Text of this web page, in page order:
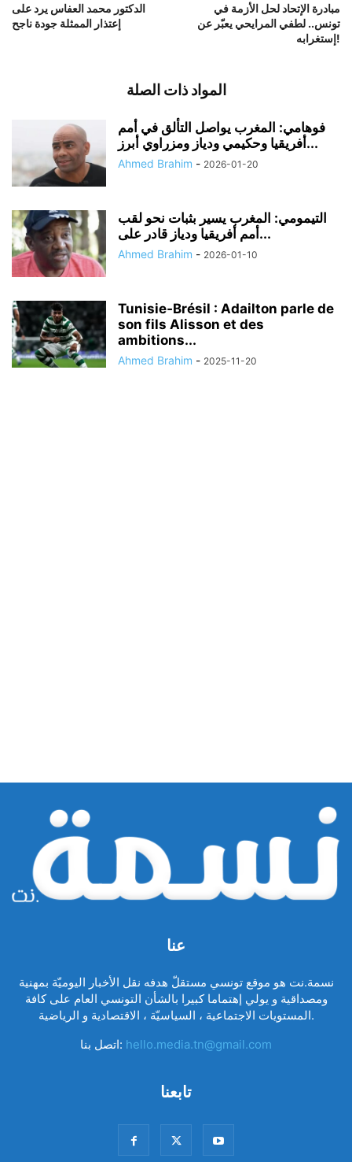
الدكتور محمد العفاس يرد على
إعتذار الممثلة جودة ناجح
مبادرة الإتحاد لحل الأزمة في
تونس.. لطفي المرايحي يعبّر عن
إستغرابه!
المواد ذات الصلة
فوهامي: المغرب يواصل التألق في أمم
أفريقيا وحكيمي ودياز ومزراوي أبرز...
Ahmed Brahim - 2026-01-20
التيمومي: المغرب يسير بثبات نحو لقب
أمم أفريقيا ودياز قادر على...
Ahmed Brahim - 2026-01-10
Tunisie‑Brésil : Adailton parle de
son fils Alisson et des
ambitions...
Ahmed Brahim - 2025-11-20
عنا
نسمة.نت هو موقع تونسي مستقلّ هدفه نقل الأخبار اليوميّة بمهنية
ومصداقية و يولي إهتماما كبيرا بالشأن التونسي العام على كافة
المستويات الاجتماعية ، السياسيّة ، الاقتصادية و الرياضية.
اتصل بنا: hello.media.tn@gmail.com
تابعنا